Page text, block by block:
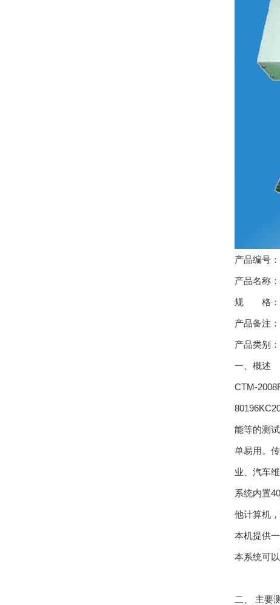
产品编号
产品名称
规 格：
产品备注
产品类别
一、概述
CTM-
能等的测
单易用。
业、汽车
系统内置
他计算机
本机提供
本系统可
二、 主要